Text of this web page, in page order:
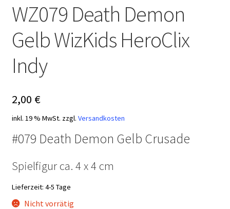
WZ079 Death Demon
Gelb WizKids HeroClix
Indy
2,00 €
inkl. 19 % MwSt. zzgl. Versandkosten
#079 Death Demon Gelb Crusade
Spielfigur ca. 4 x 4 cm
Lieferzeit: 4-5 Tage
Nicht vorrätig